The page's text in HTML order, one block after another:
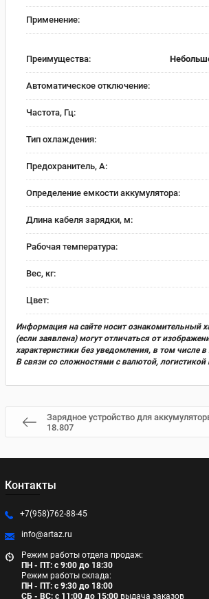
Применение:
Преимущества:
Автоматическое отключение:
Частота, Гц:
Тип охлаждения:
Предохранитель, А:
Определение емкости аккумулятора:
Длина кабеля зарядки, м:
Рабочая температура:
Вес, кг:
Цвет:
Информация на сайте носит ознакомительный
(если заявлена) могут отличаться от
характеристики без уведомления, в том числе
В связи со сложностями с валютой,
Зарядное устройство для
18.807
Контакты
+7(958)762-88-45
info@artaz.ru
Режим работы отдела продаж:
ПН - ПТ: с 9:00 до 18:30
Режим работы склада:
ПН - ПТ: с 9:30 до 18:00
СБ - ВС: с 11:00 до 15:00 выдача заказов